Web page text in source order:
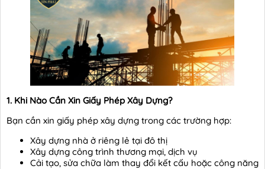
1. Khi Nào Cần Xin Giấy Phép Xây Dựng?
Bạn cần xin giấy phép xây dựng trong các trường hợp:
Xây dựng nhà ở riêng lẻ tại đô thị
Xây dựng công trình thương mại, dịch vụ
Cải tạo, sửa chữa làm thay đổi kết cấu hoặc công năng